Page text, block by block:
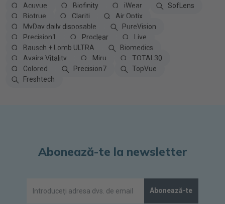
Acuvue
Biofinity iWear
SofLens
Biotrue
Clariti
Air Optix
MyDay daily disposable
PureVision
Precision1
Proclear
Live
Bausch + Lomb ULTRA
Biomedics
Avaira Vitality
Miru
TOTAL30
Colored
Precision7
TopVue
Freshtech
Abonează-te la newsletter
Abonează-te